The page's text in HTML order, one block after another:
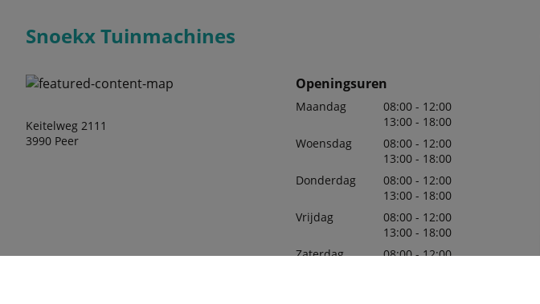
Snoekx Tuinmachines
Keitelweg 2111
3990 Peer
Openingsuren
Maandag
08:00 - 12:00
13:00 - 18:00
Woensdag
08:00 - 12:00
13:00 - 18:00
Donderdag
08:00 - 12:00
13:00 - 18:00
Vrijdag
08:00 - 12:00
13:00 - 18:00
Zaterdag
08:00 - 12:00